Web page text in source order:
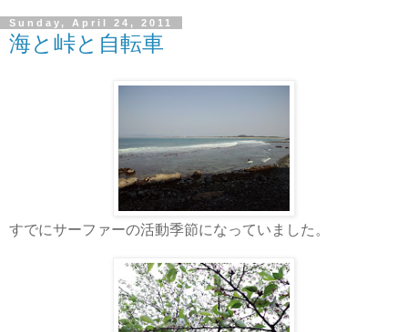
Sunday, April 24, 2011
海と峠と自転車
すでにサーファーの活動季節になっていました。